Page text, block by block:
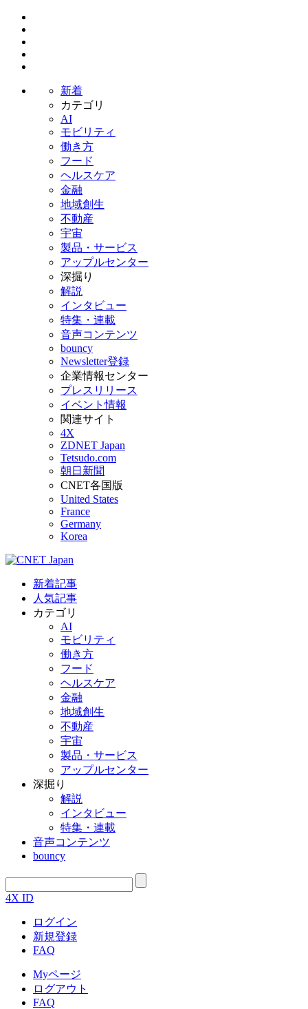
新着
カテゴリ
AI
モビリティ
働き方
フード
ヘルスケア
金融
地域創生
不動産
宇宙
製品・サービス
アップルセンター
深掘り
解説
インタビュー
特集・連載
音声コンテンツ
bouncy
Newsletter登録
企業情報センター
プレスリリース
イベント情報
関連サイト
4X
ZDNET Japan
Tetsudo.com
朝日新聞
CNET各国版
United States
France
Germany
Korea
新着記事
人気記事
カテゴリ
AI
モビリティ
働き方
フード
ヘルスケア
金融
地域創生
不動産
宇宙
製品・サービス
アップルセンター
深掘り
解説
インタビュー
特集・連載
音声コンテンツ
bouncy
4X ID
ログイン
新規登録
FAQ
Myページ
ログアウト
FAQ